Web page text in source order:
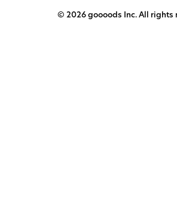
© 2026 goooods Inc. All rights